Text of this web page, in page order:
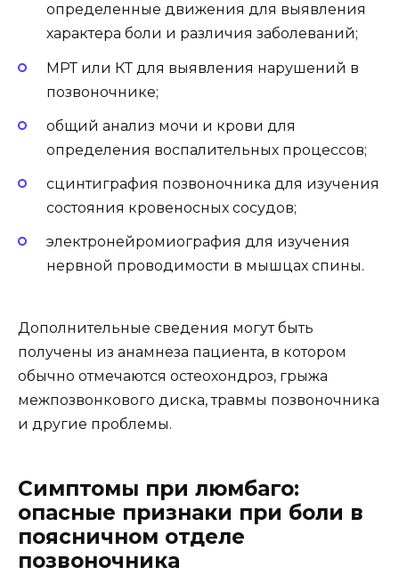
определенные движения для выявления
характера боли и различия заболеваний;
МРТ или КТ для выявления нарушений в
позвоночнике;
общий анализ мочи и крови для
определения воспалительных процессов;
сцинтиграфия позвоночника для изучения
состояния кровеносных сосудов;
электронейромиография для изучения
нервной проводимости в мышцах спины.
Дополнительные сведения могут быть
получены из анамнеза пациента, в котором
обычно отмечаются остеохондроз, грыжа
межпозвонкового диска, травмы позвоночника
и другие проблемы.
Симптомы при люмбаго:
опасные признаки при боли в
поясничном отделе
позвоночника